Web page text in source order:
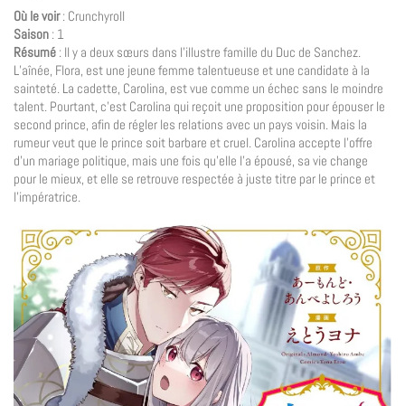
Où le voir: Crunchyroll
Saison : 1
Résumé : Il y a deux sœurs dans l’illustre famille du Duc de Sanchez.
L’aînée, Flora, est une jeune femme talentueuse et une candidate à la
sainteté. La cadette, Carolina, est vue comme un échec sans le moindre
talent. Pourtant, c’est Carolina qui reçoit une proposition pour épouser le
second prince, afin de régler les relations avec un pays voisin. Mais la
rumeur veut que le prince soit barbare et cruel. Carolina accepte l’offre
d’un mariage politique, mais une fois qu’elle l’a épousé, sa vie change
pour le mieux, et elle se retrouve respectée à juste titre par le prince et
l’impératrice.